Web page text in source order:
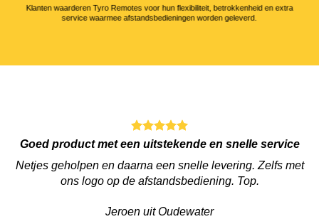
Klanten waarderen Tyro Remotes voor hun flexibiliteit, betrokkenheid en extra
service waarmee afstandsbedieningen worden geleverd.
Goed product met een uitstekende en snelle service
Netjes geholpen en daarna een snelle levering. Zelfs met
ons logo op de afstandsbediening. Top.
Jeroen uit Oudewater